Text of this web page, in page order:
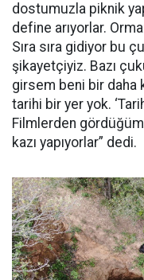
dostumuzla piknik
define arıyorlar.
Sıra sıra gidiyor bu
şikayetçiyiz. Bazı
girsem beni bir daha
tarihi bir yer yok.
Filmlerden
kazı yapıyorlar” dedi.